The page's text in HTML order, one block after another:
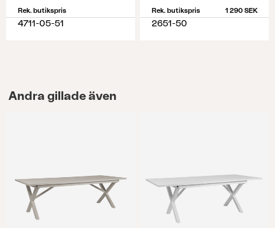
Rek. butikspris
4711-05-51
Rek. butikspris 1 290 SEK
2651-50
Andra gillade även